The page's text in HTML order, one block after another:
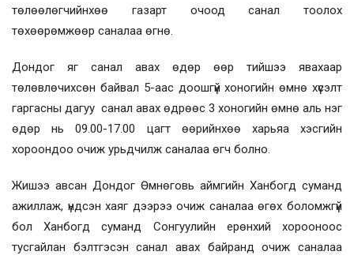
төлөөлөгчийнхөө газарт очоод санал тоолох
төхөөрөмжөөр саналаа өгнө.
Дондог яг санал авах өдөр өөр тийшээ явахаар
төлөвлөчихсөн байвал 5-аас доошгүй хоногийн өмнө хүсэлт
гаргасны дагуу санал авах өдрөөс 3 хоногийн өмнө аль нэг
өдөр нь 09.00-17.00 цагт өөрийнхөө харьяа хэсгийн
хороондоо очиж урьдчилж саналаа өгч болно.
Жишээ авсан Дондог Өмнөговь аймгийн Ханбогд суманд
ажиллаж, үндсэн хаяг дээрээ очиж саналаа өгөх боломжгүй
бол Ханбогд суманд Сонгуулийн ерөнхий хорооноос
тусгайлан бэлтгэсэн санал авах байранд очиж саналаа